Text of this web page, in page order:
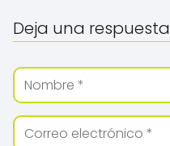
Deja una respuesta